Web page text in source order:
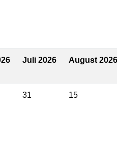
Juli 2026 August 2026
31 15